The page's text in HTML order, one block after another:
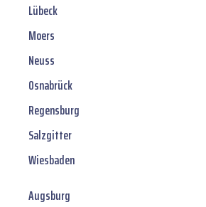
Lübeck
Moers
Neuss
Osnabrück
Regensburg
Salzgitter
Wiesbaden
Augsburg